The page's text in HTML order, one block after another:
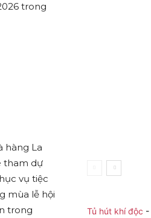
trong
hàng La
tham dự
vụ tiệc
mùa lễ hội
trong
Tủ hút khí độc -